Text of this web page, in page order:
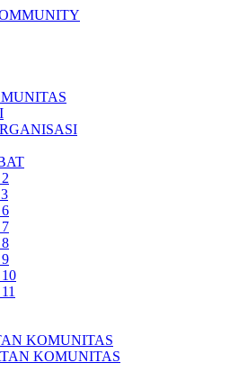
KOMUNITAS
KOMUNITAS